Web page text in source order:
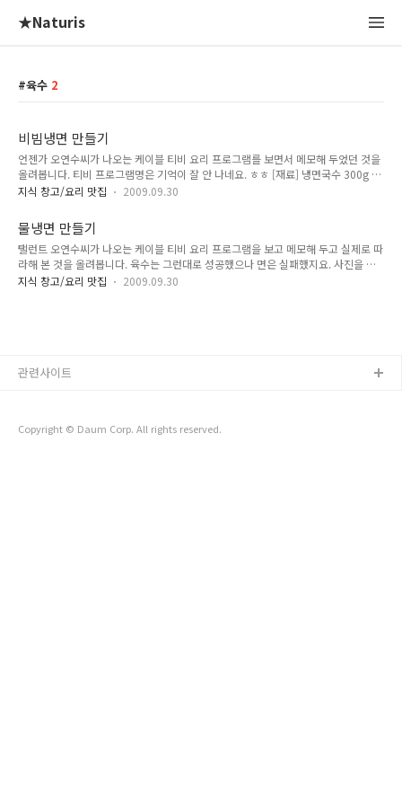
★Naturis
육수 2
비빔냉면 만들기
언젠가 오연수씨가 나오는 케이블 티비 요리 프로그램를 보면서 메모해 두었던 것을
올려봅니다. 티비 프로그램명은 기억이 잘 안 나네요. ㅎㅎ [재료] 냉면국수 300g 달
걀 1개 오이 1/2개 실파 겨자갠것 1큰술 식초 1작은술 소금 1/5작은술 설탕 1작은
강 1/3쪽 간장 2큰술 식초 1/2큰술 설탕 2큰술 꿀 1큰술 후춧가루 1/4작은술 고운
고춧가루 2/3큰술 깨 1큰술 소금 1작은술 참기름 1/2큰술 [재료손질 & 양념장 만들
기] 1. 겨자소스 만들기 2. 양념장 만들기 3. 면 삶기 [겨자소스 만들기] 1. 겨자를 따
뜻한 물에 간다(그릇 가장자리에 붙인다) 2. 견 겨자를 20분 정도 발효시킨다(뒤집
어..
지식 창고/요리 맛집 2009.09.30
물냉면 만들기
탤런트 오연수씨가 나오는 케이블 티비 요리 프로그램을 보고 메모해 두고 실제로 따
라해 본 것을 올려봅니다. 육수는 그런대로 성공했으나 면은 실패했지요. 사진을 찍
어두지 못한게 아쉽긴 하네요... 실패한 것도 올려도 되나? ㅋㅋ [준비물] 물냉면 재료
버무..
지식 창고/요리 맛집 2009.09.30
Copyright © Daum Corp. All rights reserved.
관련사이트